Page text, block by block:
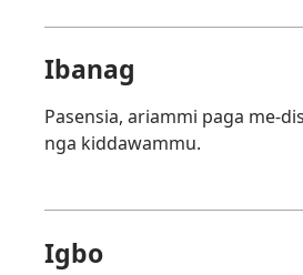
Ibanag
Pasensia, ariammi paga me-
nga kiddawammu.
Igbo